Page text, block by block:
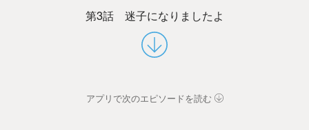
第3話 迷子になりましたよ
アプリで次のエピソードを読む